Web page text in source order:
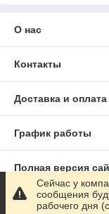
О нас
Контакты
Доставка и оплата
График работы
Полная версия
Сайт создан на
Сейчас у
сообщения
рабочего дня